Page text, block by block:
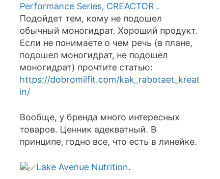
Performance Series, CREACTOR .
Подойдет тем, кому не подошел
обычный моногидрат. Хороший продукт.
Если не понимаете о чем речь (в плане,
подошел моногидрат, не подошел
моногидрат) прочтите статью:
https://dobromilfit.com/kak_rabotaet_kreat
in/
Вообще, у бренда много интересных
товаров. Ценник адекватный. В
принципе, годно все, что есть в линейке.
Lake Avenue Nutrition.